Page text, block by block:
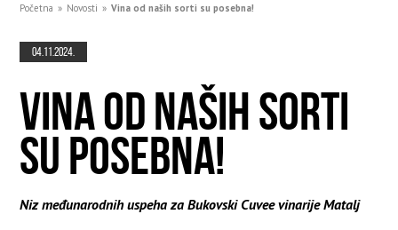
Početna » Novosti » Vina od naših sorti su posebna!
04.11.2024.
VINA OD NAŠIH SORTI
SU POSEBNA!
Niz međunarodnih uspeha za Bukovski Cuvee vinarije Matalj